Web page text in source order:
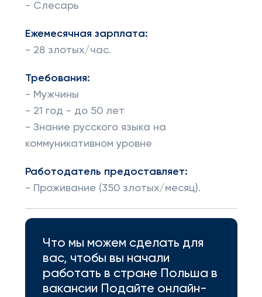
- Слесарь
Ежемесячная зарплата:
- 28 злотых/час.
Требования:
- Мужчины
- 21 год - до 50 лет
- Знание русского языка на
коммуникативном уровне
Работодатель предоставляет:
- Проживание (350 злотых/месяц).
Что мы можем сделать для
вас, чтобы вы начали
работать в стране Польша в
вакансии Подайте онлайн-